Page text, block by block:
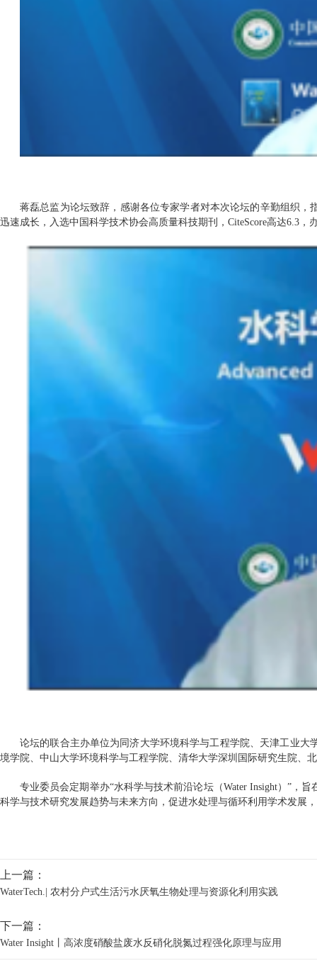
蒋磊总监为论坛致辞，感谢各位专家学者对本次论坛的辛勤组织，
迅速成长，入选中国科学技术协会高质量科技期刊， CiteScore高达6.3 ，
论坛的联合主办单位为同济大学环境科学与工程学院、天津工业
境学院、中山大学环境科学与工程学院、清华大学深圳国际研究生院、
专业委员会定期举办“水科学与技术前沿论坛（Water Insight） ”，旨
科学与技术研究发展趋势与未来方向，促进水处理与循环利用学术发展
上一篇：
WaterTech.| 农村分户式生活污水厌氧生物处理与资源化利用实践
下一篇：
Water Insight丨高浓度硝酸盐废水反硝化脱氮过程强化原理与应用